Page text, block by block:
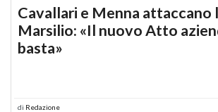
Cavallari e Menna attaccano
Marsilio: «Il nuovo Atto
basta»
di Redazione